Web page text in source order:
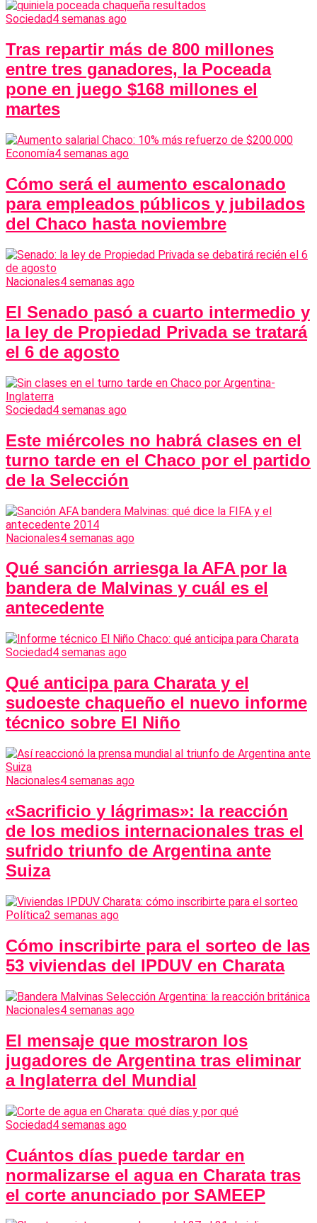
Sociedad4 semanas ago
Tras repartir más de 800 millones
entre tres ganadores, la Poceada
pone en juego $168 millones el
martes
Economía4 semanas ago
Cómo será el aumento escalonado
para empleados públicos y jubilados
del Chaco hasta noviembre
Nacionales4 semanas ago
El Senado pasó a cuarto intermedio y
la ley de Propiedad Privada se tratará
el 6 de agosto
Sociedad4 semanas ago
Este miércoles no habrá clases en el
turno tarde en el Chaco por el partido
de la Selección
Nacionales4 semanas ago
Qué sanción arriesga la AFA por la
bandera de Malvinas y cuál es el
antecedente
Sociedad4 semanas ago
Qué anticipa para Charata y el
sudoeste chaqueño el nuevo informe
técnico sobre El Niño
Nacionales4 semanas ago
«Sacrificio y lágrimas»: la reacción
de los medios internacionales tras el
sufrido triunfo de Argentina ante
Suiza
Política2 semanas ago
Cómo inscribirte para el sorteo de las
53 viviendas del IPDUV en Charata
Nacionales4 semanas ago
El mensaje que mostraron los
jugadores de Argentina tras eliminar
a Inglaterra del Mundial
Sociedad4 semanas ago
Cuántos días puede tardar en
normalizarse el agua en Charata tras
el corte anunciado por SAMEEP